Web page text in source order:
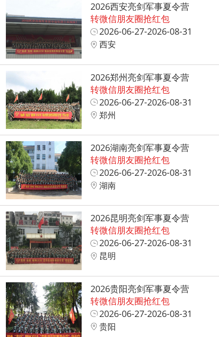
2026西安亮剑军事夏令营
转微信朋友圈抢红包
2026-06-27-2026-08-31
西安
2026郑州亮剑军事夏令营
转微信朋友圈抢红包
2026-06-27-2026-08-31
郑州
2026湖南亮剑军事夏令营
转微信朋友圈抢红包
2026-06-27-2026-08-31
湖南
2026昆明亮剑军事夏令营
转微信朋友圈抢红包
2026-06-27-2026-08-31
昆明
2026贵阳亮剑军事夏令营
转微信朋友圈抢红包
2026-06-27-2026-08-31
贵阳